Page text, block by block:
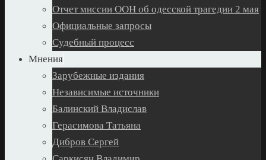
Отчет миссии ООН об одесской трагедии 2 мая
Официальные запросы
Судебный процесс
Мнения
Зарубежные издания
Независимые источники
Балинский Владислав
Герасимова Татьяна
Дибров Сергей